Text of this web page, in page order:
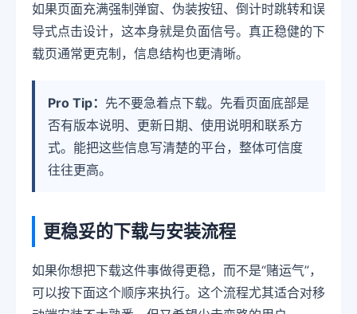
如果页面充满强制弹窗、伪装按钮、倒计时跳转和误
导式点击设计，这本身就是负面信号。真正稳健的下
载页通常更克制，信息结构也更清晰。
Pro Tip： 先不要急着点下载。先看页面底部是
否有版本说明、更新日期、使用说明和联系方
式。能把这些信息写清楚的平台，整体可信度
往往更高。
更稳妥的下载与安装流程
如果你想把下载这件事做得更稳，而不是“赌运气”，
可以按下面这个顺序来执行。这个流程尤其适合对移